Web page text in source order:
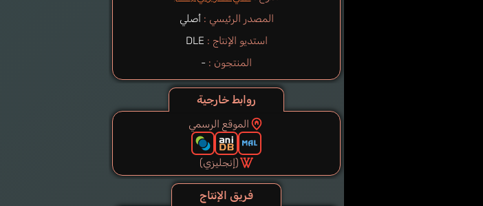
المصدر الرئيسي : أصلي
استديو الإنتاج : DLE
المنتجون : -
روابط خارجية
الموقع الرسمي
(إنجليزي)
فريق الإنتاج